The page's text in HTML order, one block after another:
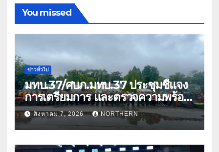
You missed
ข่าวทั่วไป
มทบ.37/ศบภ.มทบ.37 ประชุมชี้แจง
การเตรียมการ และตรวจความพร้อม
ด้านการบรรเทาสาธารณภัย
สิงหาคม 7, 2026 NORTHERN